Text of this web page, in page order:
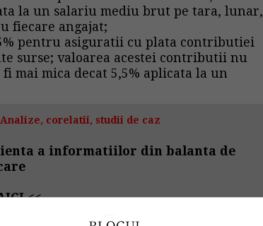
la un salariu mediu brut pe tara, lunar,
fiecare angajat;
corelatii, studii de caz
a informatiilor din balanta de
<<
pentru asiguratii cu plata contributiei
surse; valoarea acestei contributii nu
fi mai mica decat 5,5% aplicata la un